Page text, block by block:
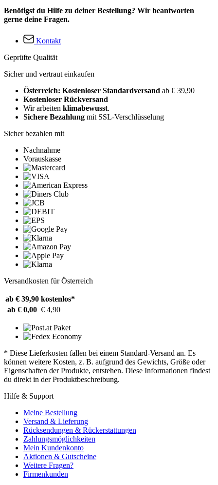
Benötigst du Hilfe zu deiner Bestellung? Wir beantworten
gerne deine Fragen.
Kontakt
Geprüfte Qualität
Sicher und vertraut einkaufen
Österreich: Kostenloser Standardversand ab € 39,90
Kostenloser Rückversand
Wir arbeiten klimabewusst.
Sichere Bezahlung mit SSL-Verschlüsselung
Sicher bezahlen mit
Nachnahme
Vorauskasse
Versandkosten für Österreich
ab € 39,90 kostenlos*
ab € 0,00 € 4,90
* Diese Lieferkosten fallen bei einem Standard-Versand an. Es
können weitere Kosten, z. B. aufgrund des Gewichts, Größe oder
Eigenschaften der Produkte, entstehen. Diese Informationen findest
du direkt in der Produktbeschreibung.
Hilfe & Support
Meine Bestellung
Versand & Lieferung
Rücksendungen & Rückerstattungen
Zahlungsmöglichkeiten
Mein Kundenkonto
Aktionen & Gutscheine
Weitere Fragen?
Firmenkunden